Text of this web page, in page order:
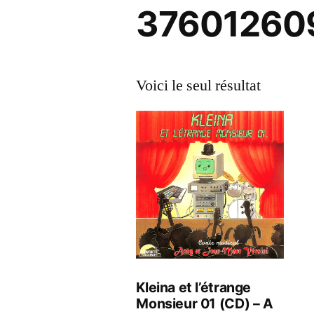
Voici le seul résultat
Kleina et l’étrange
Monsieur 01 (CD) – A